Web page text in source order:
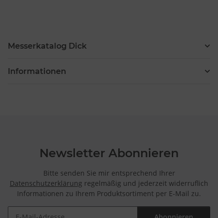
Messerkatalog Dick
Informationen
Newsletter Abonnieren
Bitte senden Sie mir entsprechend Ihrer
Datenschutzerklärung regelmäßig und jederzeit widerruflich
Informationen zu Ihrem Produktsortiment per E-Mail zu.